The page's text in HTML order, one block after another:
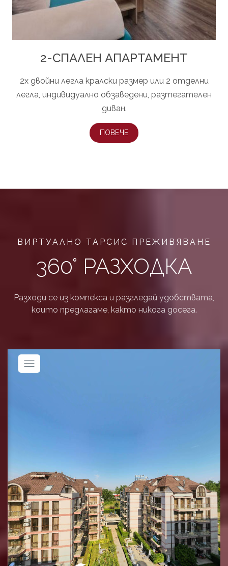
2-СПАЛЕН АПАРТАМЕНТ
2x двойни легла кралски размер или 2 отделни
легла, индивидуално обзаведени, разтегателен
диван.
ПОВЕЧЕ
ВИРТУАЛНО ТАРСИС ПРЕЖИВЯВАНЕ
360° РАЗХОДКА
Разходи се из компекса и разгледай удобствата,
които предлагаме, както никога досега.